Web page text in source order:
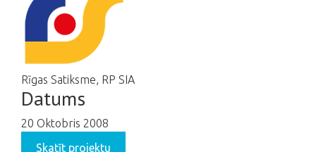
Rīgas Satiksme, RP SIA
Datums
20 Oktobris 2008
Skatīt projektu